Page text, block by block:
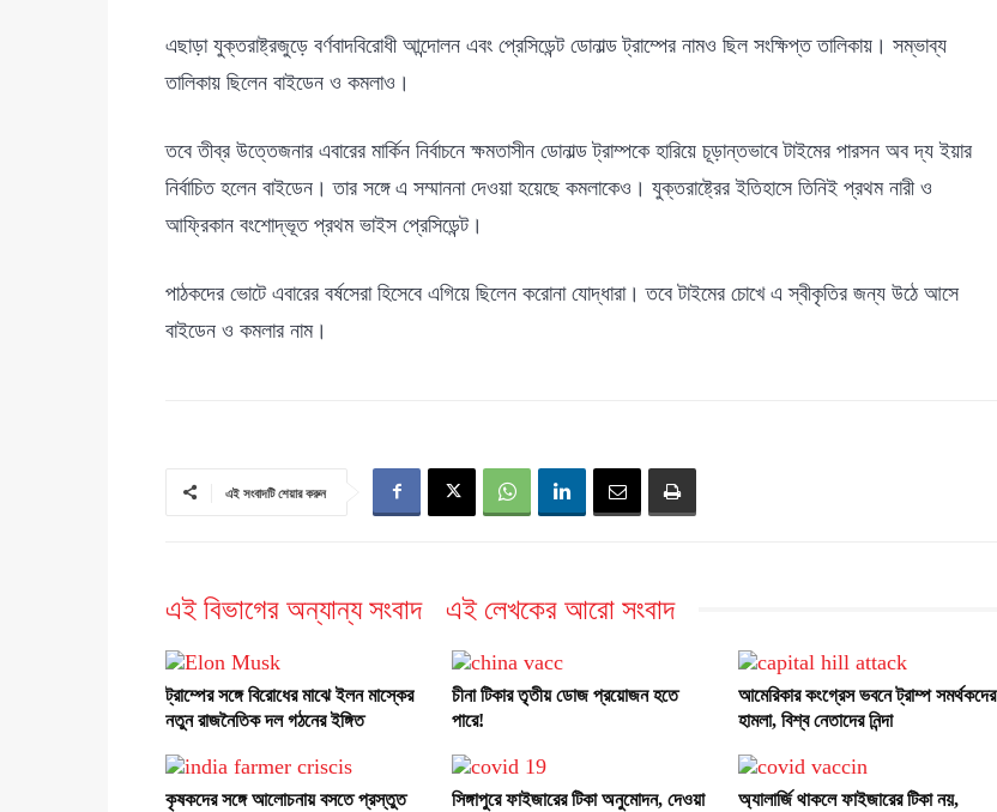
এছাড়া যুক্তরাষ্ট্রজুড়ে বর্ণবাদবিরোধী আন্দোলন এবং প্রেসিডেন্ট ডোনাল্ড ট্রাম্পের নামও ছিল সংক্ষিপ্ত তালিকায়। সম্ভাব্য
তালিকায় ছিলেন বাইডেন ও কমলাও।
তবে তীব্র উত্তেজনার এবারের মার্কিন নির্বাচনে ক্ষমতাসীন ডোনাল্ড ট্রাম্পকে হারিয়ে চূড়ান্তভাবে টাইমের পারসন অব দ্য ইয়ার
নির্বাচিত হলেন বাইডেন। তার সঙ্গে এ সম্মাননা দেওয়া হয়েছে কমলাকেও। যুক্তরাষ্ট্রের ইতিহাসে তিনিই প্রথম নারী ও
আফ্রিকান বংশোদ্ভূত প্রথম ভাইস প্রেসিডেন্ট।
পাঠকদের ভোটে এবারের বর্ষসেরা হিসেবে এগিয়ে ছিলেন করোনা যোদ্ধারা। তবে টাইমের চোখে এ স্বীকৃতির জন্য উঠে আসে
বাইডেন ও কমলার নাম।
এই সংবাদটি শেয়ার করুন
এই বিভাগের অন্যান্য সংবাদ এই লেখকের আরো সংবাদ
ট্রাম্পের সঙ্গে বিরোধের মাঝে ইলন মাস্কের
নতুন রাজনৈতিক দল গঠনের ইঙ্গিত
চীনা টিকার তৃতীয় ডোজ প্রয়োজন হতে
পারে!
আমেরিকার কংগ্রেস ভবনে ট্রাম্প সমর্থকদের
হামলা, বিশ্ব নেতাদের নিন্দা
কৃষকদের সঙ্গে আলোচনায় বসতে প্রস্তুত সিঙ্গাপুরে ফাইজারের টিকা অনুমোদন, দেওয়া অ্যালার্জি থাকলে ফাইজারের টিকা নয়,